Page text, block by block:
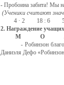
- Пробоина забита! Мы
(Ученики считают
4 · 2 18 : 6
2. Награждение
М О
- Робинзон
Даниэля Дефо